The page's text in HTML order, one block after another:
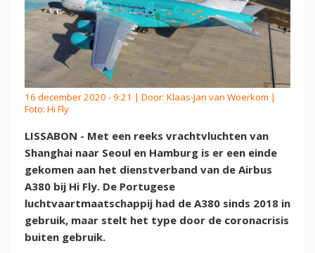
16 december 2020 - 9:21 | Door: Klaas-Jan van Woerkom |
Foto: Hi Fly
LISSABON - Met een reeks vrachtvluchten van
Shanghai naar Seoul en Hamburg is er een einde
gekomen aan het dienstverband van de Airbus
A380 bij Hi Fly. De Portugese
luchtvaartmaatschappij had de A380 sinds 2018 in
gebruik, maar stelt het type door de coronacrisis
buiten gebruik.